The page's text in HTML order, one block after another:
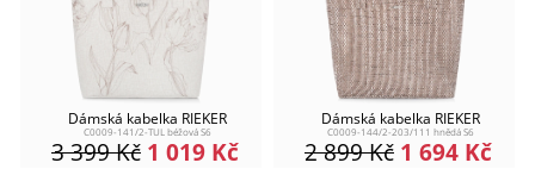
Dámská kabelka RIEKER
C0009-141/2-TUL béžová S6
1 019 Kč
3 399Kč
Dámská kabelka RIEKER
C0009-144/2-203/111 hnědá S6
1 694 Kč
2 899Kč